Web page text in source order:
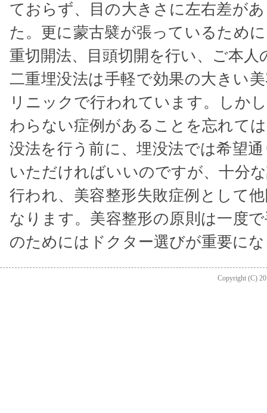
ておらず、目の大きさに左右差が
た。更に蒙古襞が張っているため
重切開法、目頭切開を行い、ご本
二重埋没法は手軽で効果の大きい
リニックで行われています。しか
わらない症例があることを忘れて
没法を行う前に、埋没法では希望
いただければいいのですが、十分
行われ、美容整形失敗症例として
なります。美容整形の原則は一度
のためにはドクター選びが重要に
Copyright (C)